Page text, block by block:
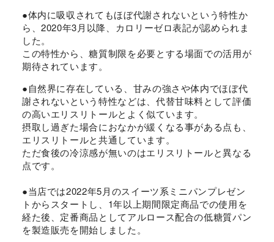
●体内に吸収されてもほぼ代謝されないという特性か
ら、2020年3月以降、カロリーゼロ表記が認められま
した。
この特性から、糖質制限を必要とする場面での活用が
期待されています。
●自然界に存在している、甘みの強さや体内でほぼ代
謝されないという特性などは、代替甘味料として評価
の高いエリスリトールとよく似ています。
摂取し過ぎた場合におなかが緩くなる事がある点も、
エリスリトールと共通しています。
ただ食後の冷涼感が無いのはエリスリトールと異なる
点です。
●当店では2022年5月のスイーツ系ミニパンプレゼン
トからスタートし、1年以上期間限定商品での使用を
経た後、定番商品としてアルロース配合の低糖質パン
を製造販売を開始しました。